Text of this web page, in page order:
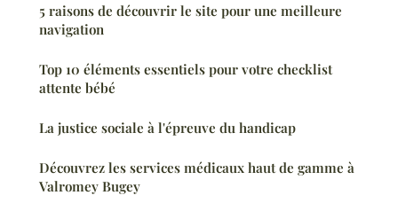
5 raisons de découvrir le site pour une meilleure
navigation
Top 10 éléments essentiels pour votre checklist
attente bébé
La justice sociale à l'épreuve du handicap
Découvrez les services médicaux haut de gamme à
Valromey Bugey